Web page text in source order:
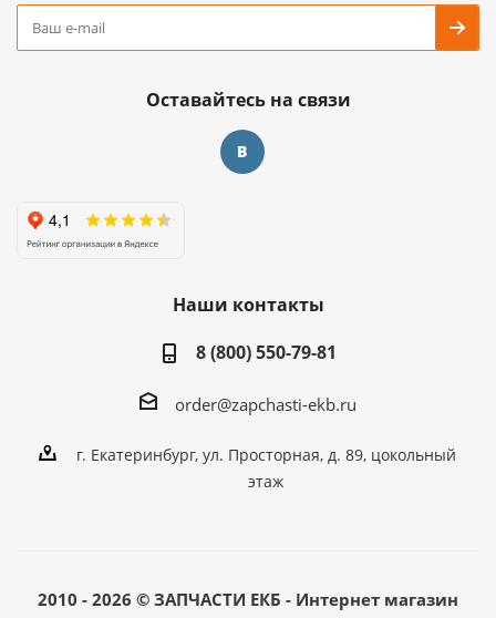
Оставайтесь на связи
Наши контакты
8 (800) 550-79-81
order@zapchasti-ekb.ru
г. Екатеринбург, ул. Просторная, д. 89, цокольный
этаж
2010 - 2026 © ЗАПЧАСТИ ЕКБ - Интернет магазин